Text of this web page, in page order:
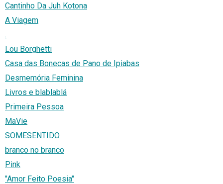
Cantinho Da Juh Kotona
A Viagem
.
Lou Borghetti
Casa das Bonecas de Pano de Ipiabas
Desmemória Feminina
Livros e blablablá
Primeira Pessoa
MaVie
SOMESENTIDO
branco no branco
Pink
"Amor Feito Poesia"